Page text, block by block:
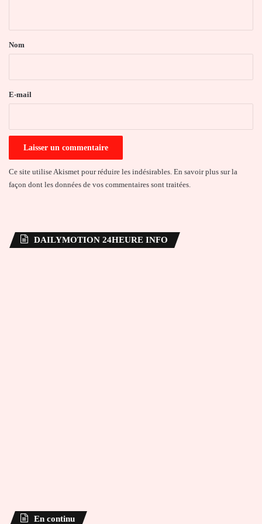
a
e
Nom
E-mail
Ce site utilise Akismet pour réduire les indésirables. En savoir plus sur la
façon dont les données de vos commentaires sont traitées
DAILYMOTION 24HEURE INFO
En continu